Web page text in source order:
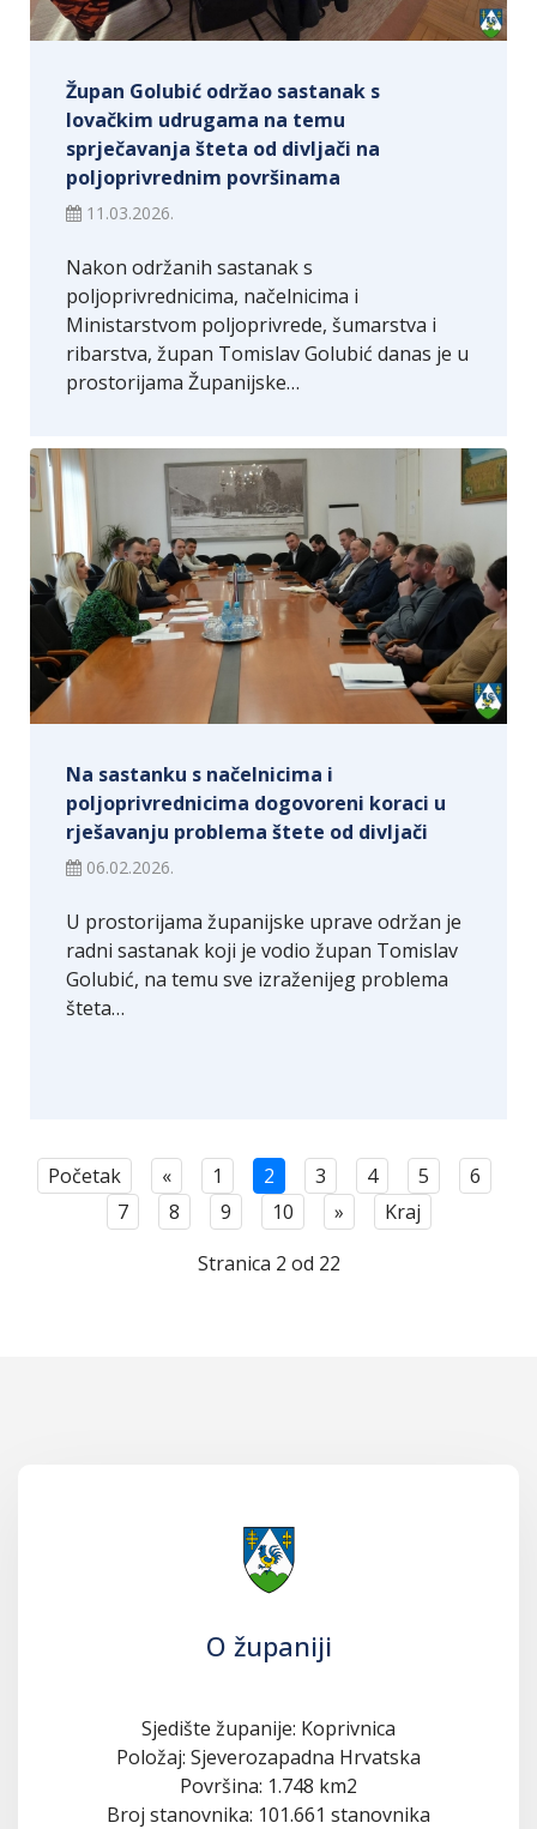
Župan Golubić održao sastanak s
lovačkim udrugama na temu
sprječavanja šteta od divljači na
poljoprivrednim površinama
11.03.2026.
Nakon održanih sastanak s
poljoprivrednicima, načelnicima i
Ministarstvom poljoprivrede, šumarstva i
ribarstva, župan Tomislav Golubić danas je u
prostorijama Županijske…
Na sastanku s načelnicima i
poljoprivrednicima dogovoreni koraci u
rješavanju problema štete od divljači
06.02.2026.
U prostorijama županijske uprave održan je
radni sastanak koji je vodio župan Tomislav
Golubić, na temu sve izraženijeg problema
šteta…
Početak « 1 2 3 4 5
6
7
8 9 10 »
Kraj
Stranica 2 od 22
O županiji
Sjedište županije: Koprivnica
Položaj: Sjeverozapadna Hrvatska
Površina: 1.748 km2
Broj stanovnika: 101.661 stanovnika